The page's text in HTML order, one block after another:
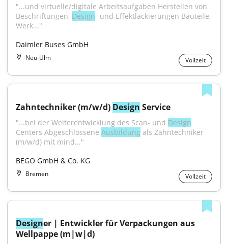
"...und virtuelle/digitale Arbeitsaufgaben Herstellen von
Beschriftungen, Design- und Effektlackierungen Bauteile,
Werk..."
Daimler Buses GmbH
Neu-Ulm Vollzeit
Zahntechniker (m/w/d) Design Service
"...bei der Weiterentwicklung des Scan- und Design
Centers Abgeschlossene Ausbildung als Zahntechniker
(m/w/d) mit mind..."
BEGO GmbH & Co. KG
Bremen Vollzeit
Designer | Entwickler für Verpackungen aus
Wellpappe (m|w|d)